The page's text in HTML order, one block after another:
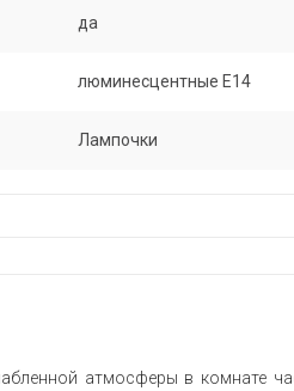
да
люминесцентные E14
Лампочки
атмосферы в комнате